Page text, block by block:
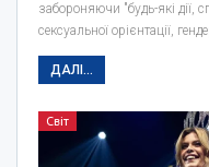
забороняючи "будь-які дії,
сексуальної орієнтації,
ДАЛІ...
Світ